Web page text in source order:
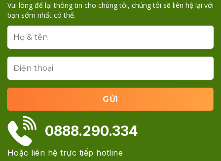
Vui lòng để lại thông tin cho chúng tôi, chúng tôi sẽ liên hệ lại với
bạn sớm nhất có thể.
0888.290.334
Hoặc liên hệ trực tiếp hotline